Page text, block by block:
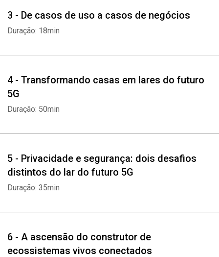
3 - De casos de uso a casos de negócios
Duração: 18min
4 - Transformando casas em lares do futuro
5G
Duração: 50min
5 - Privacidade e segurança: dois desafios
distintos do lar do futuro 5G
Duração: 35min
6 - A ascensão do construtor de
ecossistemas vivos conectados